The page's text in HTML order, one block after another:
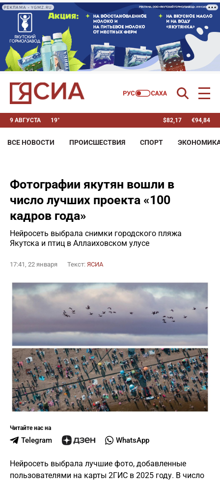
РЕКЛАМА • YGMZ.RU
9 АВГУСТА 19° $82,17 €94,84
ВСЕ НОВОСТИ ПРОИСШЕСТВИЯ СПОРТ
Фотографии якутян вошли в
число лучших проекта «100
кадров года»
Нейросеть выбрала снимки городского пляжа
Якутска и птиц в Аллаиховском улусе
17:41, 22 января Текст: ЯСИА
Читайте нас на
Telegram WhatsApp
Нейросеть выбрала лучшие фото, добавленные
пользователями на карты 2ГИС в 2025 году. В число